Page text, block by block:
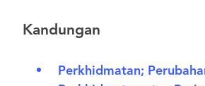
Kandungan
Perkhidmatan;